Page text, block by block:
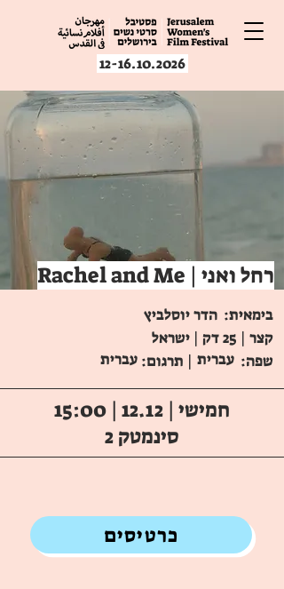
12-16.10.2026
Rachel and Me | רחל ואני
הדר יוסלביץ בימאית:
קצר | 25 דק | ישראל
עברית
עברית | תרגום: שפה:
חמישי | 12.12 | 15:00
סינמטק 2
כרטיסים